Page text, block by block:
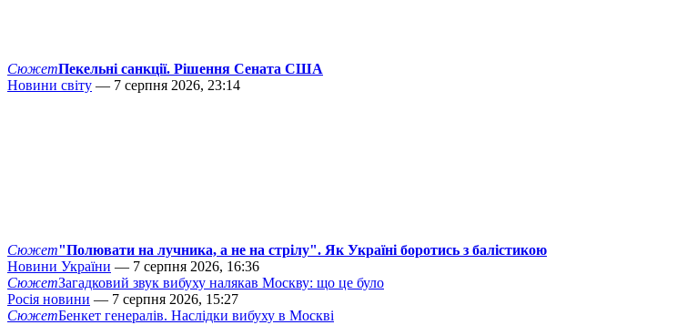
СюжетПекельні санкції. Рішення Сената США
Новини світу — 7 серпня 2026, 23:14
Сюжет"Полювати на лучника, а не на стрілу". Як Україні боротись з балістикою
Новини України — 7 серпня 2026, 16:36
СюжетЗагадковий звук вибуху налякав Москву: що це було
Росія новини — 7 серпня 2026, 15:27
СюжетБенкет генералів. Наслідки вибуху в Москві